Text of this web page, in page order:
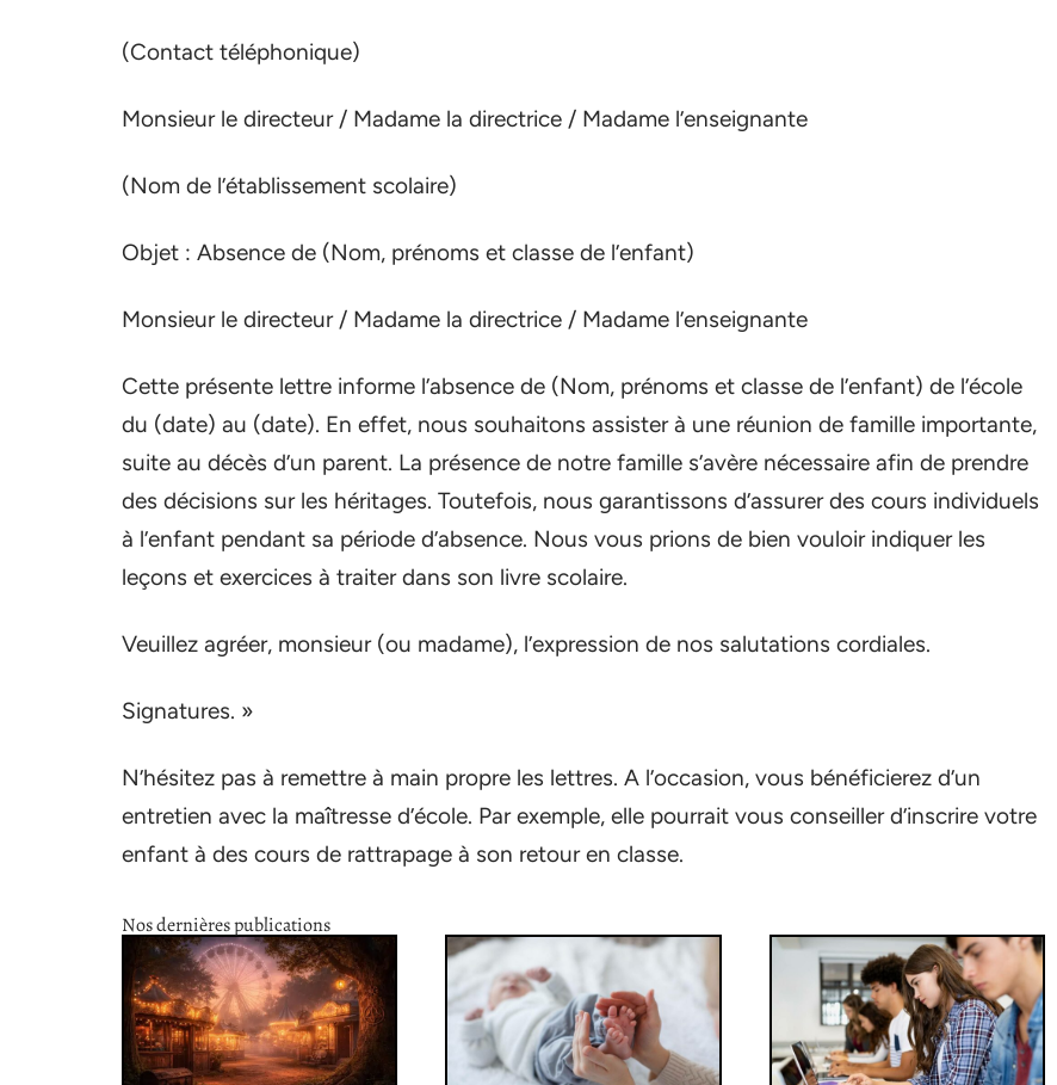
(Contact téléphonique)
Monsieur le directeur / Madame la directrice / Madame l’enseignante
(Nom de l’établissement scolaire)
Objet : Absence de (Nom, prénoms et classe de l’enfant)
Monsieur le directeur / Madame la directrice / Madame l’enseignante
Cette présente lettre informe l’absence de (Nom, prénoms et classe de l’enfant) de l’école
du (date) au (date). En effet, nous souhaitons assister à une réunion de famille importante,
suite au décès d’un parent. La présence de notre famille s’avère nécessaire afin de prendre
des décisions sur les héritages. Toutefois, nous garantissons d’assurer des cours individuels
à l’enfant pendant sa période d’absence. Nous vous prions de bien vouloir indiquer les
leçons et exercices à traiter dans son livre scolaire.
Veuillez agréer, monsieur (ou madame), l’expression de nos salutations cordiales.
Signatures. »
N’hésitez pas à remettre à main propre les lettres. A l’occasion, vous bénéficierez d’un
entretien avec la maîtresse d’école. Par exemple, elle pourrait vous conseiller d’inscrire votre
enfant à des cours de rattrapage à son retour en classe.
Nos dernières publications